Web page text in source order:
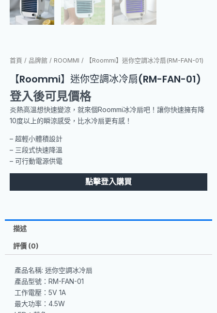
首頁 / 品牌館 / ROOMMI / 【Roommi】迷你空調冰冷扇(RM-FAN-01)
【Roommi】迷你空調冰冷扇(RM-FAN-01)
登入後可見價格
炎熱高溫想快速變涼，就來個Roommi冰冷扇吧！讓你快速擁有降
10度以上的瞬涼感受，比水冷扇更有感！
– 超輕小體積設計
– 三段式快速降溫
– 可行動電源供電
點擊登入購買
描述
評價 (0)
產品名稱: 迷你空調冰冷扇
產品型號：RM-FAN-01
工作電壓：5V 1A
最大功率：4.5W